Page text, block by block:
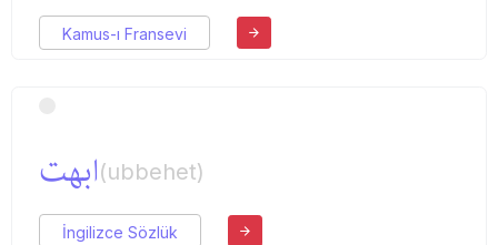
Kamus-ı Fransevi
ابهت(ubbehet)
İngilizce Sözlük